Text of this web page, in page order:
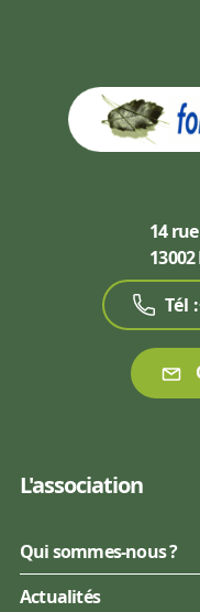
14
Tél
L'association
Qui sommes-nous ?
Actualités